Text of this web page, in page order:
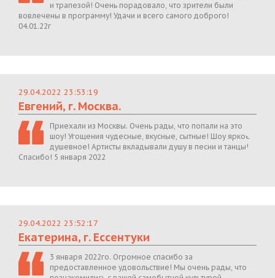
и трапезой! Очень порадовало, что зрители были
вовлечены в программу! Удачи и всего самого доброго!
04.01.22г
29.04.2022 23:53:19
Евгений, г. Москва.
Приехали из Москвы. Очень рады, что попали на это
шоу! Угощения чудесные, вкусные, сытные! Шоу яркое,
душевное! Артисты вкладывали душу в песни и танцы!
Спасибо! 5 января 2022
29.04.2022 23:52:17
Екатерина, г. Ессентуки
3 января 2022го. Огромное спасибо за
предоставленное удовольствие! Мы очень рады, что